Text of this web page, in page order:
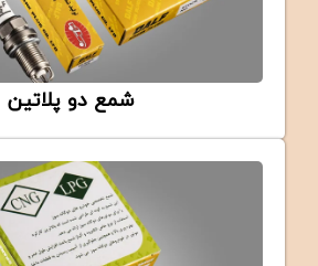
PLATINUM
Platinum Spark Plug
شمع دو پلاتین